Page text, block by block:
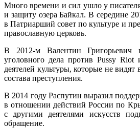
Много времени и сил ушло у
и защиту озера Байкал. В середине
в Патриарший совет по культуре и
православную церковь.
В 2012-м Валентин Григорьевич
уголовного дела против Pussy
деятелей культуры, которые не
состава преступления.
В 2014 году Распутин выразил
в отношении действий России по
с другими деятелями искусств
обращение.